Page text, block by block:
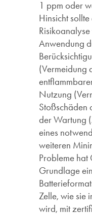
1 ppm oder
Hinsicht
Anwendung
(Vermeidung
Nutzung
Stoßschäden
der Wartung
eines
weiteren
Probleme hat
Grundlage
Zelle, wie sie
wird, mit